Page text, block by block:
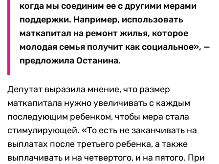
когда мы соединим ее с другими мерами
поддержки. Например, использовать
маткапитал на ремонт жилья, которое
молодая семья получит как социальное», —
предложила Останина.
Депутат выразила мнение, что размер
маткапитала нужно увеличивать с каждым
последующим ребенком, чтобы мера стала
стимулирующей. «То есть не заканчивать на
выплатах после третьего ребенка, а также
выплачивать и на четвертого, и на пятого. При